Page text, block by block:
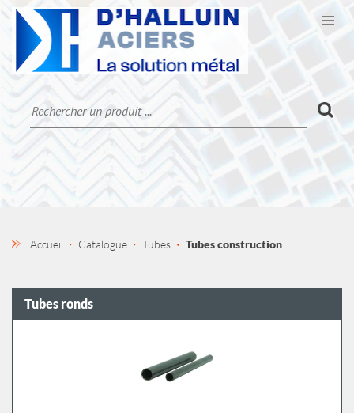
CATALOGUE
LA SOCIÉTÉ
CONTACT
Accueil Catalogue Tubes Tubes construction
Tubes ronds